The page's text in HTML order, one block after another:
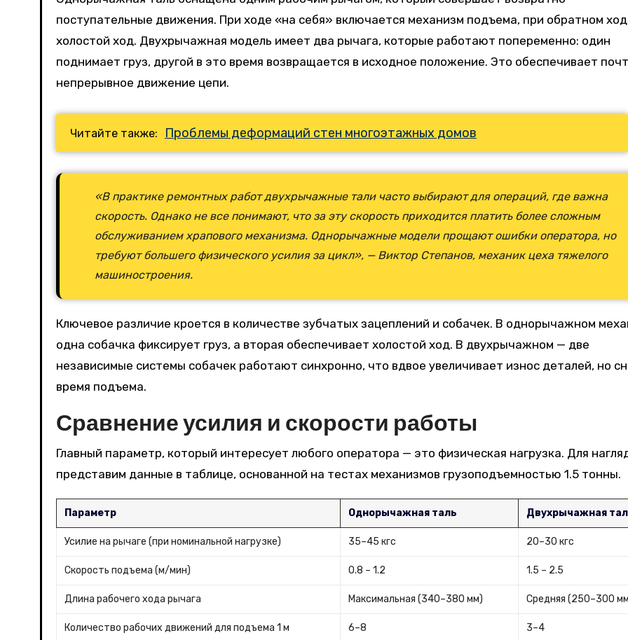
поступательные движения. При ходе «на себя» включается механизм подъема, при обратном
холостой ход. Двухрычажная модель имеет два рычага, которые работают попеременно: один
поднимает груз, другой в это время возвращается в исходное положение. Это обеспечивает
непрерывное движение цепи.
Читайте также: Проблемы деформаций стен многоэтажных домов
«В практике ремонтных работ двухрычажные тали часто выбирают для операций, где важна
скорость. Однако не все понимают, что за эту скорость приходится платить более сложным
обслуживанием храпового механизма. Однорычажные модели прощают ошибки оператора, но
требуют большего физического усилия за цикл», — Виктор Степанов, механик цеха тяжелого
машиностроения.
Ключевое различие кроется в количестве зубчатых зацеплений и собачек. В однорычажном
одна собачка фиксирует груз, а вторая обеспечивает холостой ход. В двухрычажном — две
независимые системы собачек работают синхронно, что вдвое увеличивает износ деталей, но
время подъема.
Сравнение усилия и скорости работы
Главный параметр, который интересует любого оператора — это физическая нагрузка. Для
представим данные в таблице, основанной на тестах механизмов грузоподъемностью 1.5 тонны.
Параметр Однорычажная таль Двухрычажная
Усилие на рычаге (при номинальной нагрузке) 35–45 кгс 20–30 кгс
Скорость подъема (м/мин) 0.8 – 1.2 1.5 – 2.5
Длина рабочего хода рычага Максимальная (340–380 мм) Средняя (250–300
Количество рабочих движений для подъема 1 м 6–8 3–4